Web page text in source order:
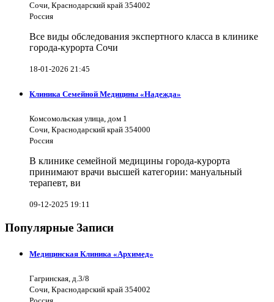
Сочи, Краснодарский край 354002
Россия
Все виды обследования экспертного класса в клинике
города-курорта Сочи
18-01-2026 21:45
Клиника Семейной Медицины «Надежда»
Комсомольская улица, дом 1
Сочи, Краснодарский край 354000
Россия
В клинике семейной медицины города-курорта
принимают врачи высшей категории: мануальный
терапевт, ви
09-12-2025 19:11
Популярные Записи
Медицинская Клиника «Архимед»
Гагринская, д.3/8
Сочи, Краснодарский край 354002